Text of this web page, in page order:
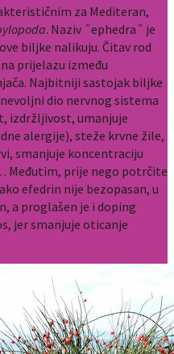
za Mediteran,
. Naziv ˝ephedra˝ je
biljke nalikuju. Čitav rod
prijelazu između
Najbitniji sastojak biljke
dio nervnog sistema
izdržljivost, umanjuje
alergije), steže krvne žile,
smanjuje koncentraciju
Međutim, prije nego potrčite
efedrin nije bezopasan, u
a proglašen je i doping
jer smanjuje oticanje